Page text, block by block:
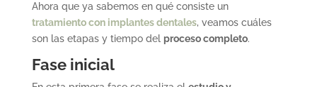
Ahora que ya sabemos en qué consiste un
tratamiento con implantes dentales, veamos cuáles
son las etapas y tiempo del proceso completo.
Fase inicial